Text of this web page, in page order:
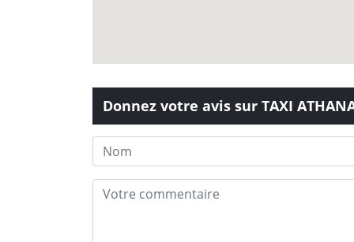
Donnez votre avis sur TAXI